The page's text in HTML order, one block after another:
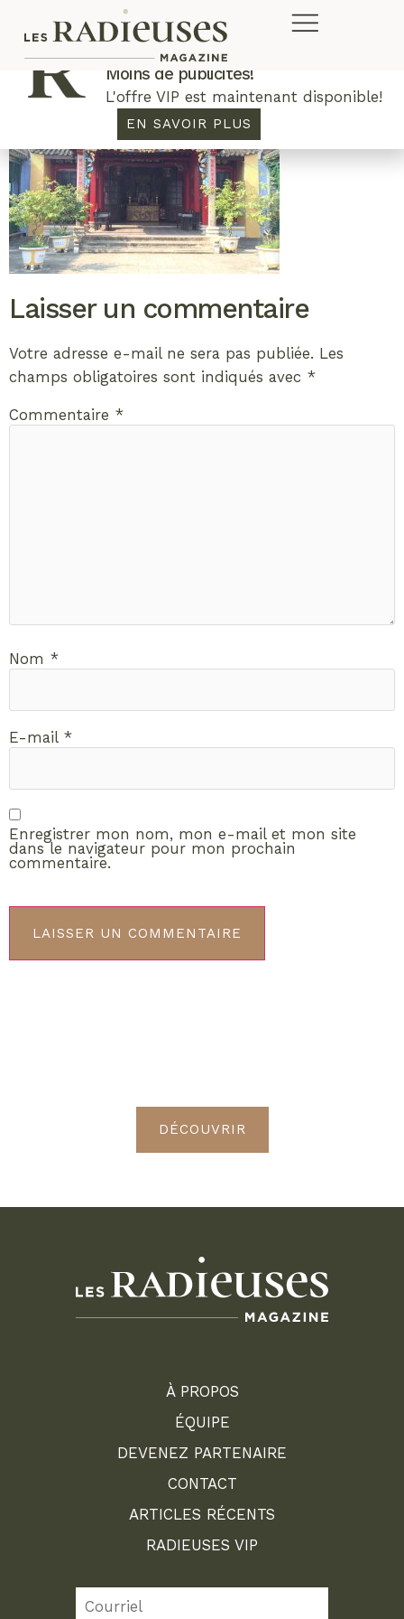
Laisser un commentaire
Votre adresse e-mail ne sera pas publiée. Les
champs obligatoires sont indiqués avec *
Commentaire *
Nom *
E-mail *
Enregistrer mon nom, mon e-mail et mon site
dans le navigateur pour mon prochain
commentaire.
DÉCOUVRIR
À PROPOS
ÉQUIPE
DEVENEZ PARTENAIRE
CONTACT
ARTICLES RÉCENTS
RADIEUSES VIP
Plus de concours. Plus de rabais.
Moins de publicités!
L'offre VIP est maintenant disponible!
EN SAVOIR PLUS